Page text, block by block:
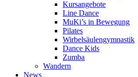
Kursangebote
Line Dance
MuKi’s in Bewegung
Pilates
Wirbelsäulengymnastik
Dance Kids
Zumba
Wandern
News